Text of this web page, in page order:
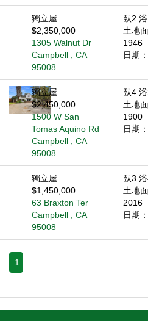
獨立屋
$2,350,000
1305 Walnut Dr
Campbell , CA
95008
臥2 浴
土地
1946
日期
獨立屋
$2,450,000
1500 W San
Tomas Aquino Rd
Campbell , CA
95008
臥4
土地
1900
日期
獨立屋
$1,450,000
63 Braxton Ter
Campbell , CA
95008
臥3
土地
2016
日期
1